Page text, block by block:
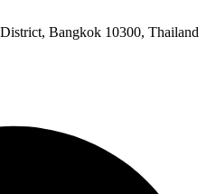
Bangkok 10300, Thailand